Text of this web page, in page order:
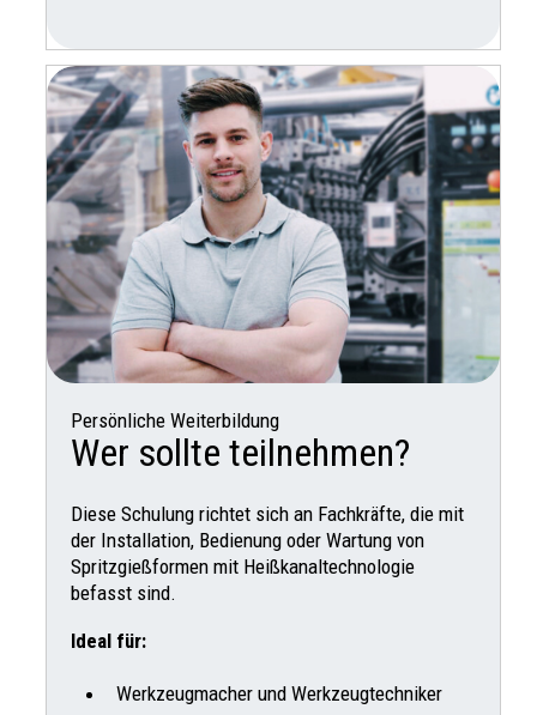
Persönliche Weiterbildung
Wer sollte teilnehmen?
Diese Schulung richtet sich an Fachkräfte, die mit
der Installation, Bedienung oder Wartung von
Spritzgießformen mit Heißkanaltechnologie
befasst sind.
Ideal für:
Werkzeugmacher und Werkzeugtechniker